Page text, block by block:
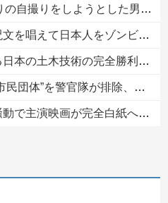
をしようとした男の悲劇（ノ∇`）
人をゾンビ化させていると非難されてしまう
すごいわ」「こういうのを見ると日本人は何か適当に作る感じがしない・・・」...
、その瞬間に周囲で見守っていた観客たちが……
演映画が完全白紙へｗｗｗｗｗ
まりにも・・・